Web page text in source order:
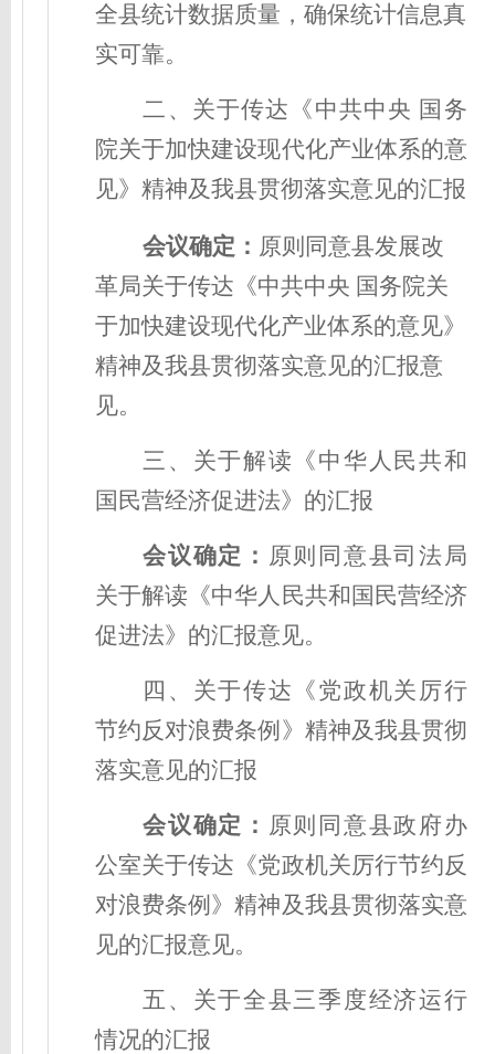
全县统计数据质量，确保统计信息真
实可靠。
二、关于传达《中共中央 国务
院关于加快建设现代化产业体系的意
见》精神及我县贯彻落实意见的汇报
会议确定 ： 原则同意县发展改
革局关于传达《中共中央 国务院关
于加快建设现代化产业体系的意见》
精神及我县贯彻落实意见的汇报意
见。
三、 关于解读《中华人民共和
国民营经济促进法》的汇报
会议确定 ： 原则同意县司法局
关于解读《中华人民共和国民营经济
促进法》的汇报意见。
四、 关于传达《党政机关厉行
节约反对浪费条例》精神及我县贯彻
落实意见的汇报
会议确定 ： 原则同意县政府办
公室关于传达《党政机关厉行节约反
对浪费条例》精神及我县贯彻落实意
见的汇报意见。
五、关于全县三季度经济运行
情况的汇报